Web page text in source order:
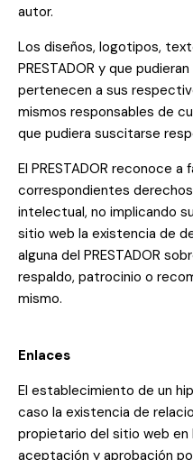
autor.
Los diseños, logotipos,
PRESTADOR y que
pertenecen a sus
mismos responsables de
que pudiera suscitarse
El PRESTADOR reconoce
correspondientes
intelectual, no implicando
sitio web la existencia de
alguna del PRESTADOR
respaldo, patrocinio o
mismo.
Enlaces
El establecimiento de un
caso la existencia de
propietario del sitio web en
aceptación y aprobación